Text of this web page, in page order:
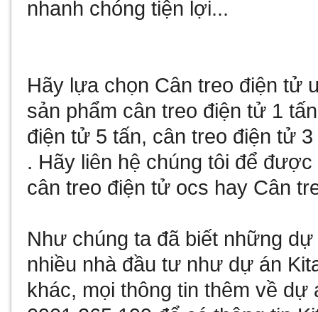
nhanh chóng tiện lợi...
Hãy lựa chọn Cân treo điện tử
sản phẩm cân treo điện tử 1 tấn
điện tử 5 tấn, cân treo điện tử 3
. Hãy liên hệ chúng tôi để
cân treo điện tử ocs hay Cân
Như chúng ta đã biết những dự
nhiều nhà đầu tư như dự án
khác, mọi thông tin thêm về dự